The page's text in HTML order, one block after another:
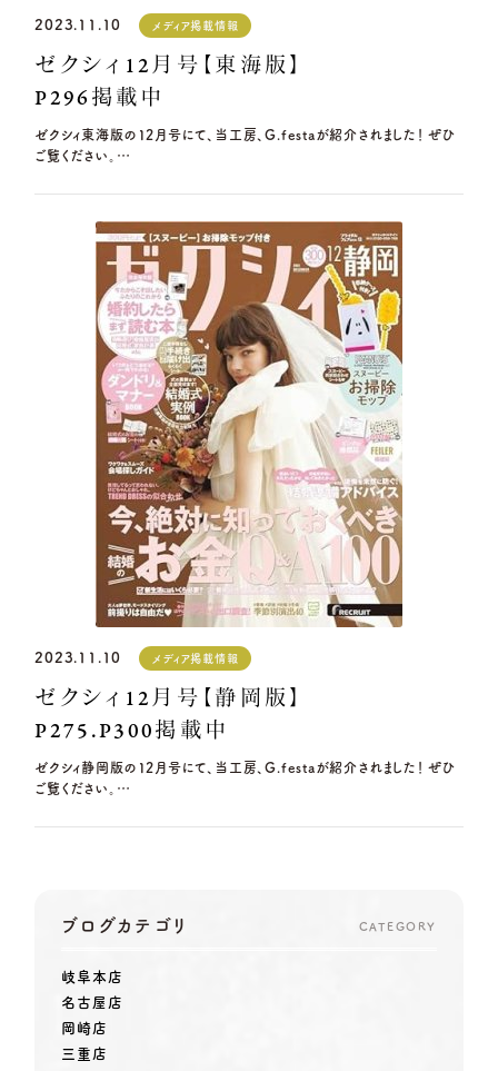
2023.11.10 メディア掲載情報
ゼクシィ12月号【東海版】
P296掲載中
ゼクシィ東海版の12月号にて、当工房、G.festaが紹介されました！ ぜひ
ご覧ください。…
2023.11.10 メディア掲載情報
ゼクシィ12月号【静岡版】
P275.P300掲載中
ゼクシィ静岡版の12月号にて、当工房、G.festaが紹介されました！ ぜひ
ご覧ください。…
ブログカテゴリ CATEGORY
岐阜本店
名古屋店
岡崎店
三重店